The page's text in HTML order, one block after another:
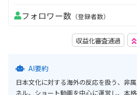
フォロワー数 （登録者数）
収益化審査通過
AI要約
日本文化に対する海外の反応を扱う、非
ネル。ショート動画を中心に運営し、本